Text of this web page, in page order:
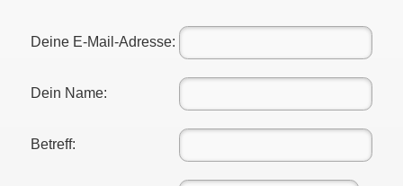
Deine E-Mail-Adresse:
Dein Name:
Betreff: